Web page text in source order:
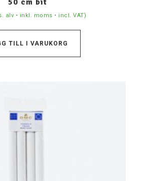
alv • inkl. moms • incl. VAT)
TILL I VARUKORG